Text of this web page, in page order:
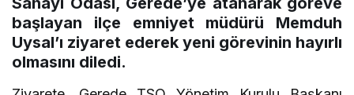
başlayan ilçe emniyet müdürü Memduh
Uysal’ı ziyaret ederek yeni görevinin hayırlı
olmasını diledi.